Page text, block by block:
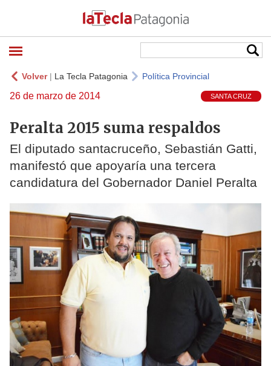
Volver| La Tecla Patagonia Política Provincial
26 de marzo de 2014 SANTA CRUZ
Peralta 2015 suma respaldos
El diputado santacruceño, Sebastián Gatti,
manifestó que apoyaría una tercera
candidatura del Gobernador Daniel Peralta